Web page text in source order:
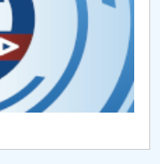
P1
P1